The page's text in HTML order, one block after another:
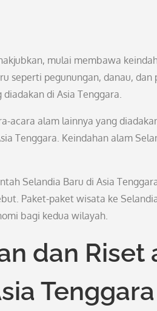
mulai membawa
seperti pegunungan, danau, dan
di Asia Tenggara.
acara alam lainnya yang
Tenggara. Keindahan alam
Selandia Baru di Asia
Paket-paket wisata ke
bagi kedua wilayah.
dan Riset
Tenggara